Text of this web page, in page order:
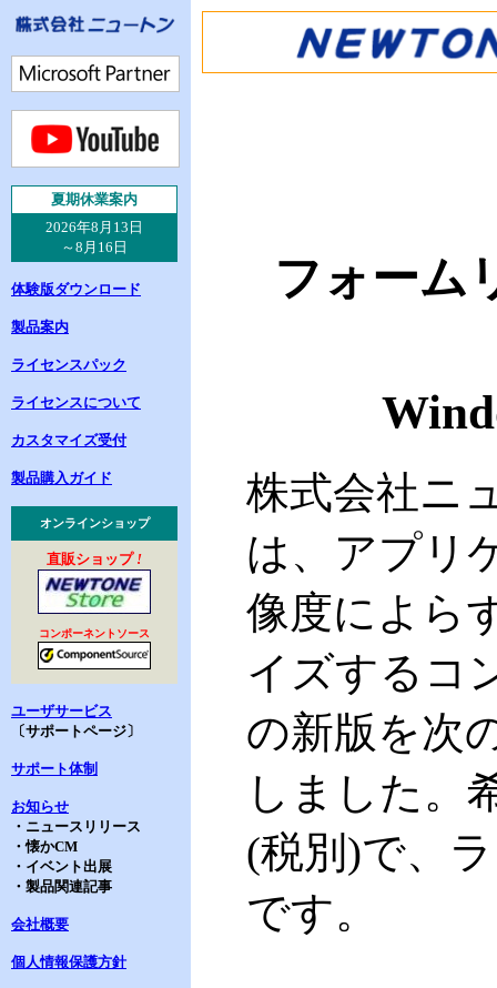
夏期休業案内
2026年8月13日
～8月16日
体験版ダウンロード
製品案内
ライセンスパック
ライセンスについて
カスタマイズ受付
製品購入ガイド
オンラインショップ
直販ショップ!
コンポーネントソース
ユーザサービス
〔サポートページ〕
サポート体制
お知らせ
・ニュースリリース
・懐かCM
・イベント出展
・製品関連記事
会社概要
個人情報保護方針
フォーム
株式会社ニ
は、アプリ
像度によら
イズするコ
の新版を次
しました。
(税別)で、
です。